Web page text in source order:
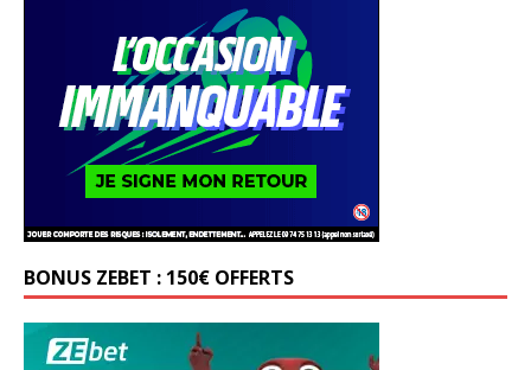
BONUS ZEBET : 150€ OFFERTS